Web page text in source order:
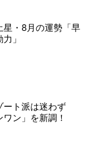
星・8月の運勢「早
」
ート派は迷わず
ワン」を新調！